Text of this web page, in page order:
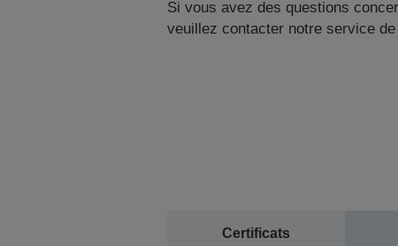
Si vous avez des questions
veuillez contacter notre service de
Certificats